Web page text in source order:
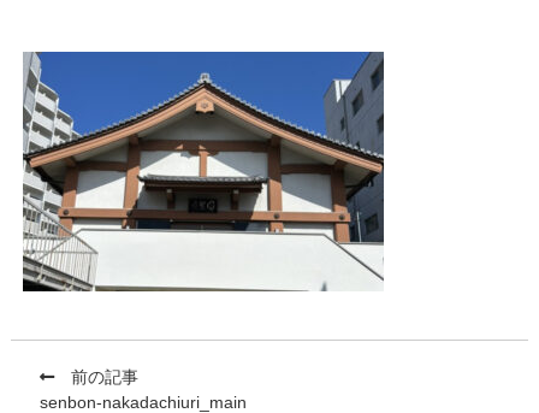
前の記事
senbon-nakadachiuri_main